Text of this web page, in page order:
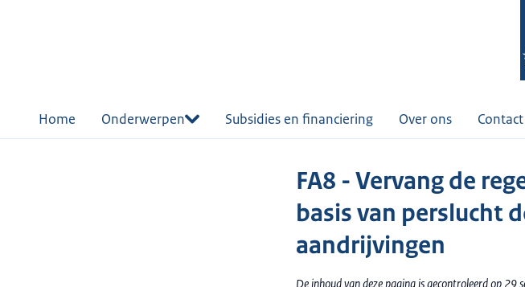
Home Onderwerpen Subsidies en financiering Over ons Contact
FA8 - Vervang de
basis van perslucht
aandrijvingen
De inhoud van deze pagina is gecontroleerd op 29